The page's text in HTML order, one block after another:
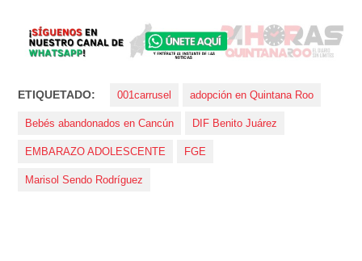
ETIQUETADO: 001carrusel adopción en Quintana Roo
Bebés abandonados en Cancún DIF Benito Juárez
EMBARAZO ADOLESCENTE FGE
Marisol Sendo Rodríguez